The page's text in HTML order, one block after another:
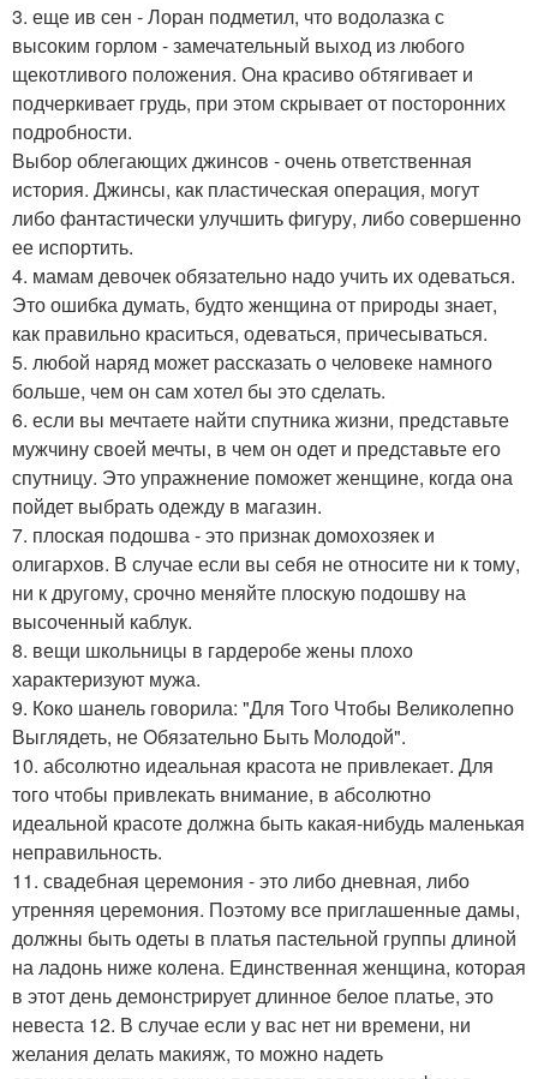
3. еще ив сен - Лоран подметил, что водолазка с
высоким горлом - замечательный выход из любого
щекотливого положения. Она красиво обтягивает и
подчеркивает грудь, при этом скрывает от посторонних
подробности.
Выбор облегающих джинсов - очень ответственная
история. Джинсы, как пластическая операция, могут
либо фантастически улучшить фигуру, либо совершенно
ее испортить.
4. мамам девочек обязательно надо учить их одеваться.
Это ошибка думать, будто женщина от природы знает,
как правильно краситься, одеваться, причесываться.
5. любой наряд может рассказать о человеке намного
больше, чем он сам хотел бы это сделать.
6. если вы мечтаете найти спутника жизни, представьте
мужчину своей мечты, в чем он одет и представьте его
спутницу. Это упражнение поможет женщине, когда она
пойдет выбрать одежду в магазин.
7. плоская подошва - это признак домохозяек и
олигархов. В случае если вы себя не относите ни к тому,
ни к другому, срочно меняйте плоскую подошву на
высоченный каблук.
8. вещи школьницы в гардеробе жены плохо
характеризуют мужа.
9. Коко шанель говорила: "Для Того Чтобы Великолепно
Выглядеть, не Обязательно Быть Молодой".
10. абсолютно идеальная красота не привлекает. Для
того чтобы привлекать внимание, в абсолютно
идеальной красоте должна быть какая-нибудь маленькая
неправильность.
11. свадебная церемония - это либо дневная, либо
утренняя церемония. Поэтому все приглашенные дамы,
должны быть одеты в платья пастельной группы длиной
на ладонь ниже колена. Единственная женщина, которая
в этот день демонстрирует длинное белое платье, это
невеста 12. В случае если у вас нет ни времени, ни
желания делать макияж, то можно надеть